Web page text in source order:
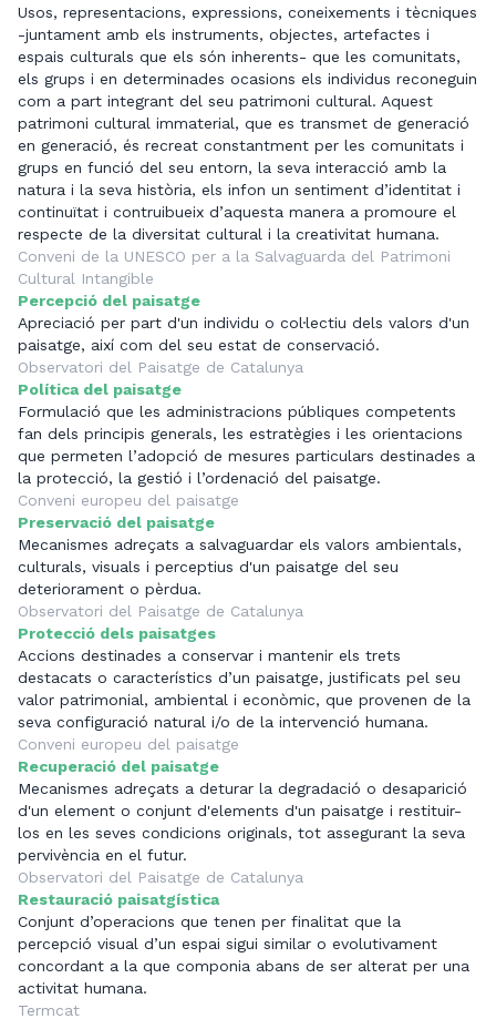
Usos, representacions, expressions, coneixements i tècniques
-juntament amb els instruments, objectes, artefactes i
espais culturals que els són inherents- que les comunitats,
els grups i en determinades ocasions els individus reconeguin
com a part integrant del seu patrimoni cultural. Aquest
patrimoni cultural immaterial, que es transmet de generació
en generació, és recreat constantment per les comunitats i
grups en funció del seu entorn, la seva interacció amb la
natura i la seva història, els infon un sentiment d’identitat i
continuïtat i contruibueix d’aquesta manera a promoure el
respecte de la diversitat cultural i la creativitat humana.
Conveni de la UNESCO per a la Salvaguarda del Patrimoni
Cultural Intangible
Percepció del paisatge
Apreciació per part d'un individu o col·lectiu dels valors d'un
paisatge, així com del seu estat de conservació.
Observatori del Paisatge de Catalunya
Política del paisatge
Formulació que les administracions públiques competents
fan dels principis generals, les estratègies i les orientacions
que permeten l’adopció de mesures particulars destinades a
la protecció, la gestió i l’ordenació del paisatge.
Conveni europeu del paisatge
Preservació del paisatge
Mecanismes adreçats a salvaguardar els valors ambientals,
culturals, visuals i perceptius d'un paisatge del seu
deteriorament o pèrdua.
Observatori del Paisatge de Catalunya
Protecció dels paisatges
Accions destinades a conservar i mantenir els trets
destacats o característics d’un paisatge, justificats pel seu
valor patrimonial, ambiental i econòmic, que provenen de la
seva configuració natural i/o de la intervenció humana.
Conveni europeu del paisatge
Recuperació del paisatge
Mecanismes adreçats a deturar la degradació o desaparició
d'un element o conjunt d'elements d'un paisatge i restituir-
los en les seves condicions originals, tot assegurant la seva
pervivència en el futur.
Observatori del Paisatge de Catalunya
Restauració paisatgística
Conjunt d’operacions que tenen per finalitat que la
percepció visual d’un espai sigui similar o evolutivament
concordant a la que componia abans de ser alterat per una
activitat humana.
Termcat